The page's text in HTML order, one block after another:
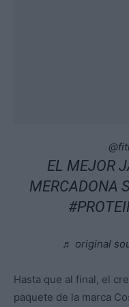
EL MEJOR
MERCADONA
♬ original
Hasta que al final, el
paquete de la marca